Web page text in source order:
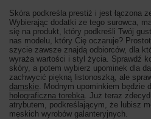
Skóra podkreśla prestiż i jest łączona
Wybierając dodatki ze tego surowca,
się na produkt, który podkreśli Twój
nas modelu, który Cię oczaruje?
szycie zawsze znajdą odbiorców, dla
wyraża wartości i styl życia. Sprawdź
skóry, a potem wybierz upominek dla
zachwycić piękną listonoszką, ale
damskie . Modnym upominkiem będzie
holograficzna torebka . Już teraz
atrybutem, podkreślającym, że lubisz
męskich wyrobów galanteryjnych.